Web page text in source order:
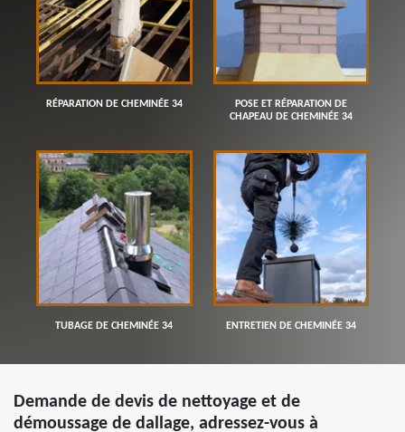
RÉPARATION DE CHEMINÉE 34
POSE ET RÉPARATION DE
CHAPEAU DE CHEMINÉE 34
TUBAGE DE CHEMINÉE 34 ENTRETIEN DE CHEMINÉE 34
Demande de devis de nettoyage et de
démoussage de dallage, adressez-vous à